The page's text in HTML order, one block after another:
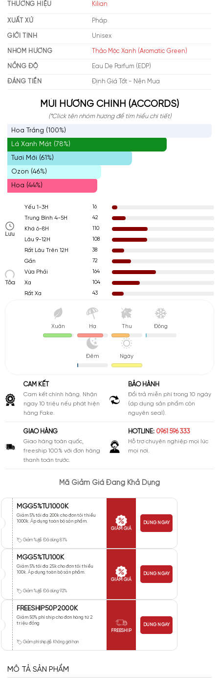
THƯƠNG HIỆU Kilian
XUẤT XỨ Pháp
GIỚI TÍNH Unisex
NHÓM HƯƠNG Thảo Mộc Xanh (Aromatic Green)
NỒNG ĐỘ Eau De Parfum (EDP)
ĐÁNG TIỀN Định Giá Tốt - Nên Mua
MÙI HƯƠNG CHÍNH (ACCORDS)
(*Click tên nhóm hương để tìm hiểu chi tiết)
Hoa Trắng (100%)
Lá Xanh Mát (78%)
Tươi Mới (61%)
Ozon (46%)
Hoa (44%)
Lưu
Yếu 1-3H
16
Trung Bình 4-5H
42
Khá 6-8H
110
Lâu 9-12H
108
Rất Lâu Trên 12H
38
Tỏa
Gần
72
Vừa Phải
164
Xa
104
Rất Xa
43
Xuân Hạ Thu Đông
Đêm Ngày
CAM KẾT
Cam kết chính hãng. Nhận
ngay 10 triệu nếu phát hiện
hàng Fake.
BẢO HÀNH
Đổi trả miễn phí trong 10 ngày
(áp dụng sản phẩm còn
nguyên seal).
GIAO HÀNG
Giao hàng toàn quốc,
freeship 100% với đơn hàng
thanh toán trước.
HOTLINE: 0961 596 333
Hỗ trợ chuyên nghiệp mọi lúc
mọi nơi.
Mã Giảm Giá Đang Khả Dụng
MGG5%TU1000K
Giảm 5% tối đa 200k cho đơn tối thiểu
1000k. Áp dụng toàn bộ sản phẩm.
Giảm % Đã dùng 81%
GIẢM GIÁ
DÙNG NGAY
MGG5%TU100K
Giảm 5% tối đa 25k cho đơn tối thiểu
100k. Áp dụng toàn bộ sản phẩm.
Giảm % Đã dùng 92%
GIẢM GIÁ
DÙNG NGAY
FREESHIP50P2000K
Giảm 50% phí ship cho đơn hàng từ 2
triệu đồng
Giảm phí ship Không giới hạn
FREESHIP
DÙNG NGAY
MÔ TẢ SẢN PHẨM